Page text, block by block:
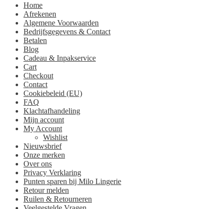
Home
Afrekenen
Algemene Voorwaarden
Bedrijfsgegevens & Contact
Betalen
Blog
Cadeau & Inpakservice
Cart
Checkout
Contact
Cookiebeleid (EU)
FAQ
Klachtafhandeling
Mijn account
My Account
Wishlist
Nieuwsbrief
Onze merken
Over ons
Privacy Verklaring
Punten sparen bij Milo Lingerie
Retour melden
Ruilen & Retourneren